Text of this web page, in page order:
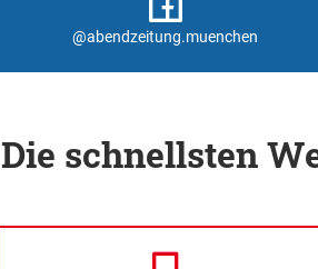
@abendzeitung.muenchen
Die schnellsten